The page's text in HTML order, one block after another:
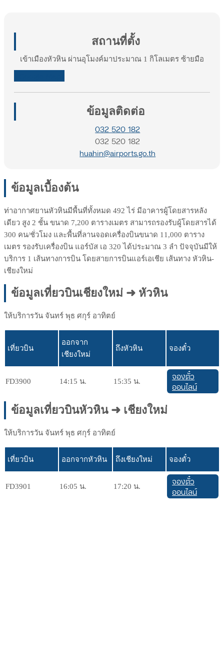
สถานที่ตั้ง
เข้าเมืองหัวหิน ผ่านอุโมงค์มาประมาณ 1 กิโลเมตร ซ้ายมือ
ข้อมูลติดต่อ
032 520 182
032 520 182
huahin@airports.go.th
ข้อมูลเบื้องต้น
ท่าอากาศยานหัวหินมีพื้นที่ทั้งหมด 492 ไร่ มีอาคารผู้โดยสารหลัง
เดียว สูง 2 ชั้น ขนาด 7,200 ตารางเมตร สามารถรองรับผู้โดยสารได้
300 คน/ชั่วโมง และพื้นที่ลานจอดเครื่องบินขนาด 11,000 ตาราง
เมตร รองรับเครื่องบิน แอร์บัส เอ 320 ได้ประมาณ 3 ลำ ปัจจุบันมีให้
บริการ 1 เส้นทางการบิน โดยสายการบินแอร์เอเชีย เส้นทาง หัวหิน-
เชียงใหม่
ข้อมูลเที่ยวบินเชียงใหม่ ➜ หัวหิน
ให้บริการวัน จันทร์ พุธ ศกุร์ อาทิตย์
เที่ยวบิน
ออกจาก
เชียงใหม่
ถึงหัวหิน จองตั๋ว
FD3900 14:15 น. 15:35 น.
จองตั๋ว
ออนไลน์
ข้อมูลเที่ยวบินหัวหิน ➜ เชียงใหม่
ให้บริการวัน จันทร์ พุธ ศกุร์ อาทิตย์
เที่ยวบิน ออกจากหัวหิน ถึงเชียงใหม่ จองตั๋ว
FD3901 16:05 น. 17:20 น.
จองตั๋ว
ออนไลน์